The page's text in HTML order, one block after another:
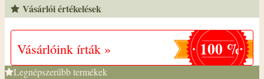
Vásárlói értékelések
Vásárlóink írták » 100 %
Legnépszerűbb termékek